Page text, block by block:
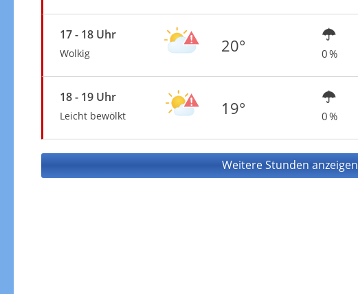
17 - 18 Uhr
Wolkig 20° 0 %
18 - 19 Uhr
Leicht bewölkt 19° 0 %
Weitere Stunden anzeigen